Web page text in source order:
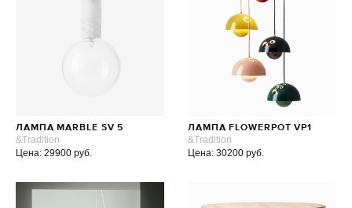
ЛАМПА MARBLE SV 5
&Tradition
Цена: 29900 руб.
ЛАМПА FLOWERPOT VP1
&Tradition
Цена: 30200 руб.